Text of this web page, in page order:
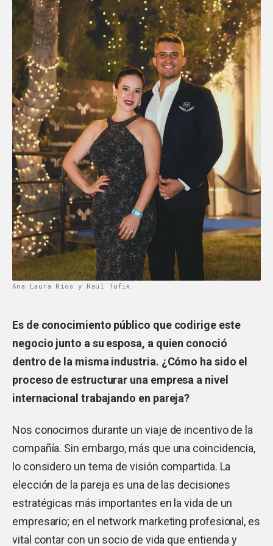
Ana Laura Ríos y Raúl Tufik
Es de conocimiento público que codirige este
negocio junto a su esposa, a quien conoció
dentro de la misma industria. ¿Cómo ha sido el
proceso de estructurar una empresa a nivel
internacional trabajando en pareja?
Nos conocimos durante un viaje de incentivo de la
compañía. Sin embargo, más que una coincidencia,
lo considero un tema de visión compartida. La
elección de la pareja es una de las decisiones
estratégicas más importantes en la vida de un
empresario; en el network marketing profesional, es
vital contar con un socio de vida que entienda y